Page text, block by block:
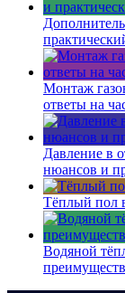
Монтаж
ответы на
Давление в
нюансов и
Тёплый пол
Водяной